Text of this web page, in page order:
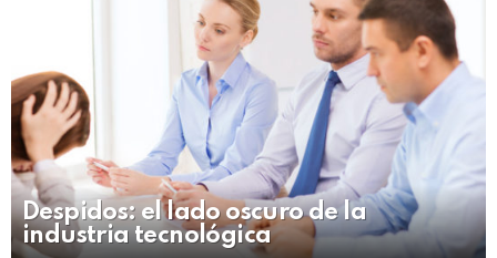
Despidos: el lado oscuro de la
industria tecnológica